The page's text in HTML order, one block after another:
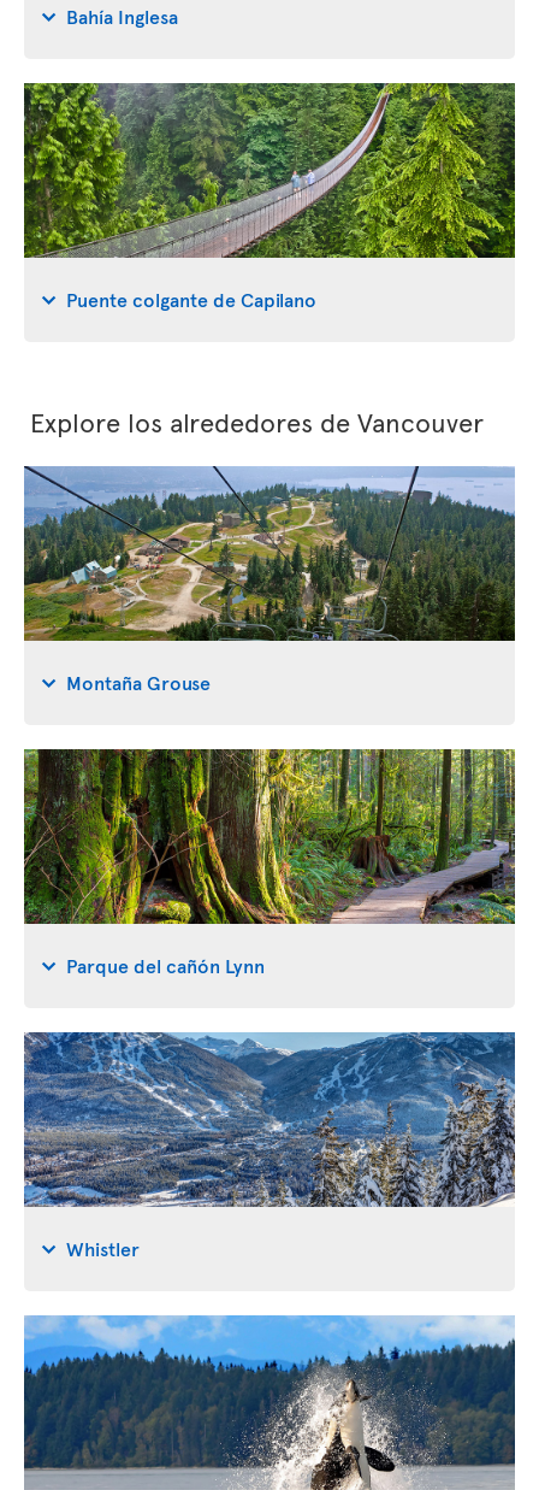
Bahía Inglesa
Puente colgante de Capilano
Explore los alrededores de Vancouver
Montaña Grouse
Parque del cañón Lynn
Whistler